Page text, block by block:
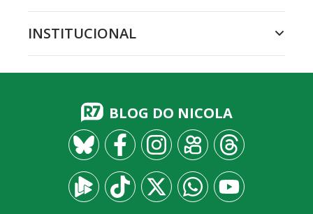
INSTITUCIONAL
BLOG DO NICOLA